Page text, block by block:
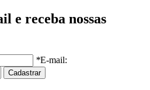
e receba nossas
*E-mail: